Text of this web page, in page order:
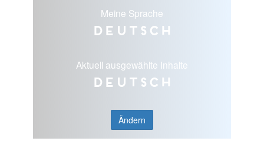
Meine Sprache
Deutsch
Aktuell ausgewählte Inhalte
Deutsch
Ändern